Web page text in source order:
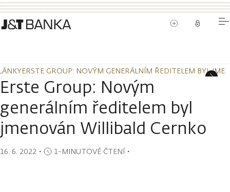
ERSTE GROUP: NOVÝM GENERÁLNÍM ŘEDITELEM BYL
ERSTE GROUP: NOVÝM GENERÁLNÍM ŘEDITELEM BYL
Erste Group: Novým
generálním ředitelem byl
jmenován Willibald Cernko
16. 6. 2022 ・ 1-MINUTOVÉ ČTENÍ・